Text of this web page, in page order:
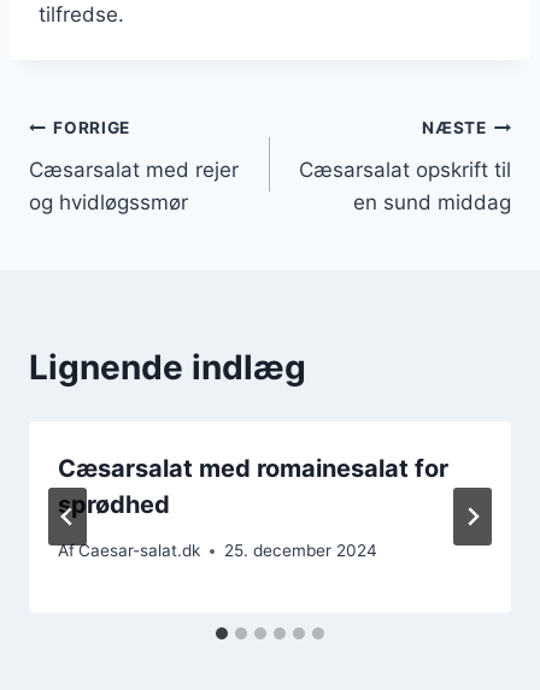
tilfredse.
Indlægsnavigation
FORRIGE
Cæsarsalat med rejer
og hvidløgssmør
NÆSTE
Cæsarsalat opskrift til
en sund middag
Lignende indlæg
Cæsarsalat med romainesalat for
sprødhed
AfCaesar-salat.dk 25. december 2024